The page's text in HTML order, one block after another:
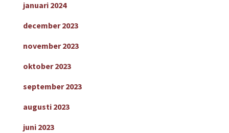
januari 2024
december 2023
november 2023
oktober 2023
september 2023
augusti 2023
juni 2023